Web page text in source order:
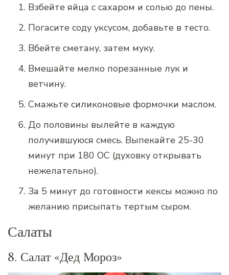
Взбейте яйца с сахаром и солью до пены.
Погасите соду уксусом, добавьте в тесто.
Вбейте сметану, затем муку.
Вмешайте мелко порезанные лук и
ветчину.
Смажьте силиконовые формочки маслом.
До половины вылейте в каждую
получившуюся смесь. Выпекайте 25-30
минут при 180 ОС (духовку открывать
нежелательно).
За 5 минут до готовности кексы можно по
желанию присыпать тертым сыром.
Салаты
8. Салат «Дед Мороз»